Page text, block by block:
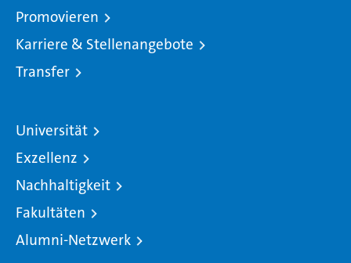
Promovieren
Karriere & Stellenangebote
Transfer
Universität
Exzellenz
Nachhaltigkeit
Fakultäten
Alumni-Netzwerk